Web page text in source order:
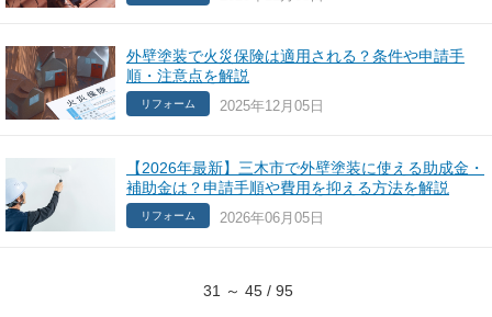
外壁塗装で火災保険は適用される？条件や申請手
順・注意点を解説
リフォーム 2025年12月05日
【2026年最新】三木市で外壁塗装に使える助成金・
補助金は？申請手順や費用を抑える方法を解説
リフォーム 2026年06月05日
31 ～ 45 / 95